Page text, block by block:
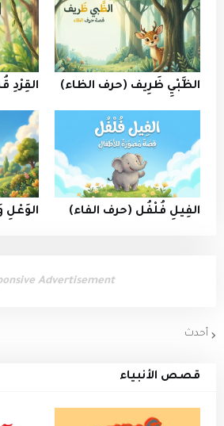
الظَّبْيِ ظَرِيف (حرف الظاء) القِرْدِ
الفِيلِ فُلْفُل (حرف الفاء) الوَعْلِ
Advertisement
أحدث
قصص الأنبياء